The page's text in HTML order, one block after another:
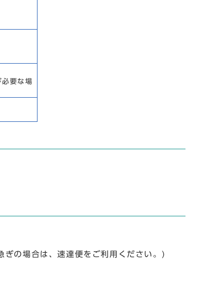
要な場
の場合は、速達便をご利用ください。)